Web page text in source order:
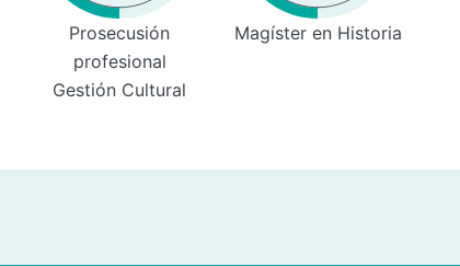
Prosecusión
profesional
Gestión Cultural
Magíster en Historia